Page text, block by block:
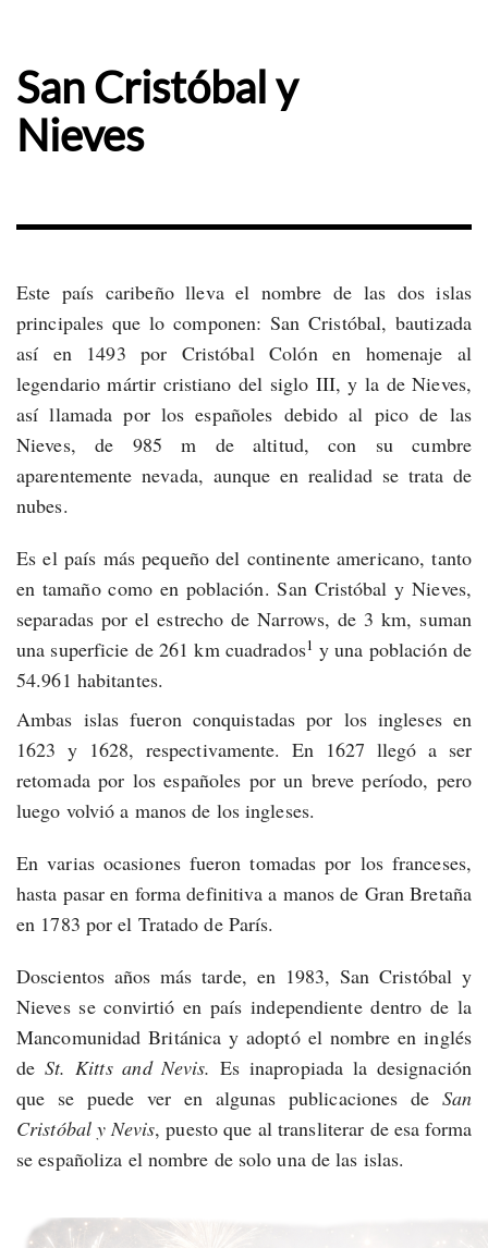
San Cristóbal y
Nieves
Este país caribeño lleva el nombre de las dos islas
principales que lo componen: San Cristóbal, bautizada
así en 1493 por Cristóbal Colón en homenaje al
legendario mártir cristiano del siglo III, y la de Nieves,
así llamada por los españoles debido al pico de las
Nieves, de 985 m de altitud, con su cumbre
aparentemente nevada, aunque en realidad se trata de
nubes.
Es el país más pequeño del continente americano, tanto
en tamaño como en población. San Cristóbal y Nieves,
separadas por el estrecho de Narrows, de 3 km, suman
una superficie de 261 km cuadrados1 ​ y una población de
54.961 habitantes.
Ambas islas fueron conquistadas por los ingleses en
1623 y 1628, respectivamente. En 1627 llegó a ser
retomada por los españoles por un breve período, pero
luego volvió a manos de los ingleses.
En varias ocasiones fueron tomadas por los franceses,
hasta pasar en forma definitiva a manos de Gran Bretaña
en 1783 por el Tratado de París.
Doscientos años más tarde, en 1983, San Cristóbal y
Nieves se convirtió en país independiente dentro de la
Mancomunidad Británica y adoptó el nombre en inglés
de St. Kitts and Nevis. Es inapropiada la designación
que se puede ver en algunas publicaciones de San
Cristóbal y Nevis, puesto que al transliterar de esa forma
se españoliza el nombre de solo una de las islas.